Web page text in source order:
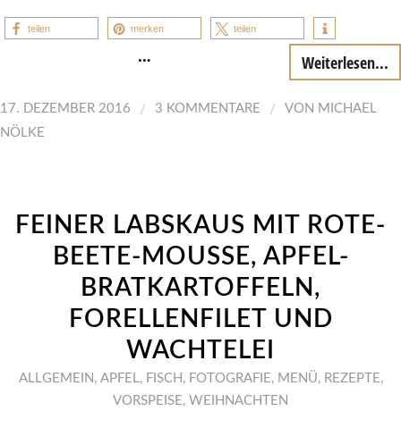
teilen merken teilen
… Weiterlesen...
17. DEZEMBER 2016 / 3 KOMMENTARE / VON MICHAEL
NÖLKE
FEINER LABSKAUS MIT ROTE-
BEETE-MOUSSE, APFEL-
BRATKARTOFFELN,
FORELLENFILET UND
WACHTELEI
ALLGEMEIN , APFEL, FISCH , FOTOGRAFIE, MENÜ, REZEPTE,
VORSPEISE, WEIHNACHTEN